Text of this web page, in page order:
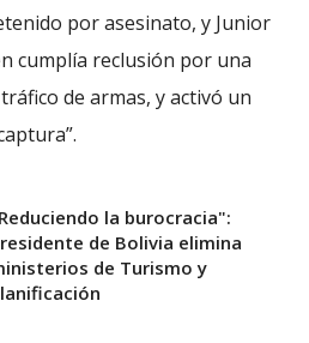
por asesinato, y Junior
cumplía reclusión por una
de armas, y activó un
la burocracia":
de Bolivia elimina
de Turismo y